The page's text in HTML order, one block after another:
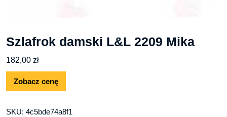
Szlafrok damski L&L 2209 Mika
182,00 zł
Zobacz cenę
SKU: 4c5bde74a8f1